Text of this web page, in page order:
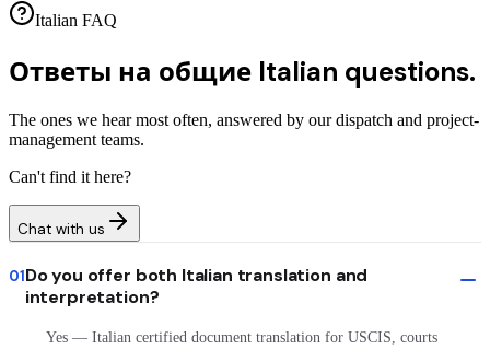
Italian FAQ
Ответы на общие Italian questions.
The ones we hear most often, answered by our dispatch and project-
management teams.
Can't find it here?
Chat with us
01Do you offer both Italian translation and
interpretation?
Yes — Italian certified document translation for USCIS, courts